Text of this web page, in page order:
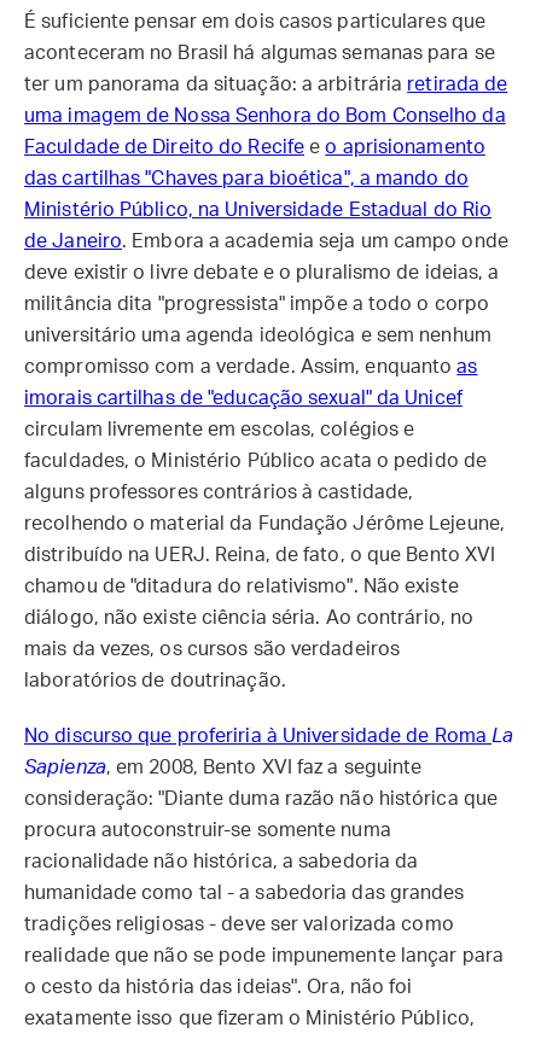
É suficiente pensar em dois casos particulares que
aconteceram no Brasil há algumas semanas para se
ter um panorama da situação: a arbitrária retirada de
uma imagem de Nossa Senhora do Bom Conselho da
Faculdade de Direito do Recife eo aprisionamento
das cartilhas "Chaves para bioética", a mando do
Ministério Público, na Universidade Estadual do Rio
de Janeiro. Embora a academia seja um campo onde
deve existir o livre debate e o pluralismo de ideias, a
militância dita "progressista" impõe a todo o corpo
universitário uma agenda ideológica e sem nenhum
compromisso com a verdade. Assim, enquantoas
imorais cartilhas de "educação sexual" da Unicef
circulam livremente em escolas, colégios e
faculdades, o Ministério Público acata o pedido de
alguns professores contrários à castidade,
recolhendo o material da Fundação Jérôme Lejeune,
distribuído na UERJ. Reina, de fato, o que Bento XVI
chamou de "ditadura do relativismo". Não existe
diálogo, não existe ciência séria. Ao contrário, no
mais da vezes, os cursos são verdadeiros
laboratórios de doutrinação.
No discurso que proferiria à Universidade de Roma La
Sapienza, em 2008, Bento XVI faz a seguinte
consideração: "Diante duma razão não histórica que
procura autoconstruir-se somente numa
racionalidade não histórica, a sabedoria da
humanidade como tal - a sabedoria das grandes
tradições religiosas - deve ser valorizada como
realidade que não se pode impunemente lançar para
o cesto da história das ideias". Ora, não foi
exatamente isso que fizeram o Ministério Público,